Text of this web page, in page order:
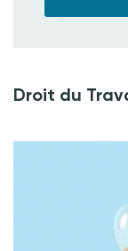
Droit du